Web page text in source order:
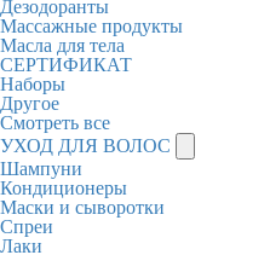
Дезодоранты
Массажные продукты
Масла для тела
СЕРТИФИКАТ
Наборы
Другое
Смотреть все
УХОД ДЛЯ ВОЛОС
Шампуни
Кондиционеры
Маски и сыворотки
Спреи
Лаки